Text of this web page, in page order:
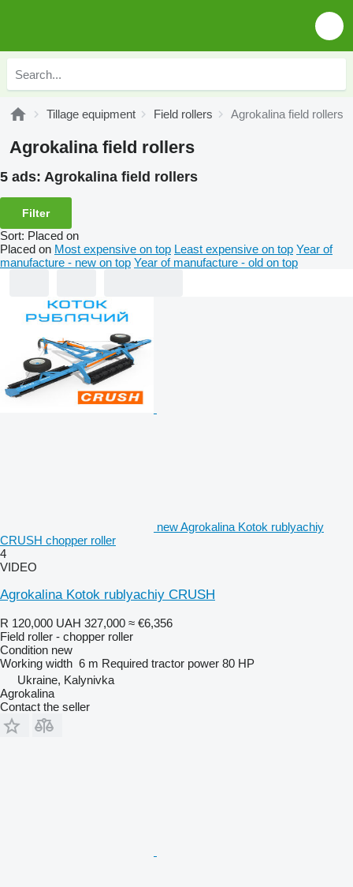
Tillage equipment Field rollers Agrokalina field rollers
Agrokalina field rollers
5 ads: Agrokalina field rollers
Filter
Sort: Placed on
Placed on Most expensive on top Least expensive on top Year of
manufacture - new on top Year of manufacture - old on top
new Agrokalina Kotok rublyachiy
CRUSH chopper roller
4
VIDEO
Agrokalina Kotok rublyachiy CRUSH
R 120,000 UAH 327,000 ≈ €6,356
Field roller - chopper roller
Condition new
Working width 6 m Required tractor power 80 HP
Ukraine, Kalynivka
Agrokalina
Contact the seller